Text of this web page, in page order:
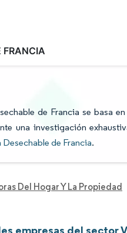
VAJILLA
de Francia se basa
una investigación
Desechable de Francia.
Del Hogar Y La Propiedad
empresas del sector
FRANCIA